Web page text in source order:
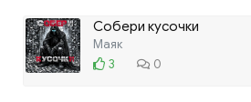
Собери кусочки
Маяк
3
0